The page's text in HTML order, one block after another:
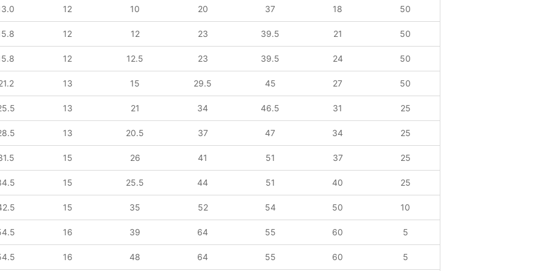
12 10 20 37 18 50
12 12 23 39.5 21 50
12 12.5 23 39.5 24 50
13 15 29.5 45 27 50
13 21 34 46.5 31 25
13 20.5 37 47 34 25
15 26 41 51 37 25
15 25.5 44 51 40 25
15 35 52 54 50 10
16 39 64 55 60 5
16 48 64 55 60 5